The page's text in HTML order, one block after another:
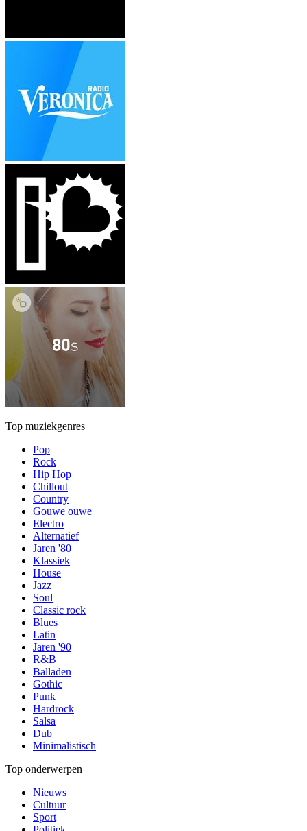
Top muziekgenres
Pop
Rock
Hip Hop
Chillout
Country
Gouwe ouwe
Electro
Alternatief
Jaren '80
Klassiek
House
Jazz
Soul
Classic rock
Blues
Latin
Jaren '90
R&B
Balladen
Gothic
Punk
Hardrock
Salsa
Dub
Minimalistisch
Top onderwerpen
Nieuws
Cultuur
Sport